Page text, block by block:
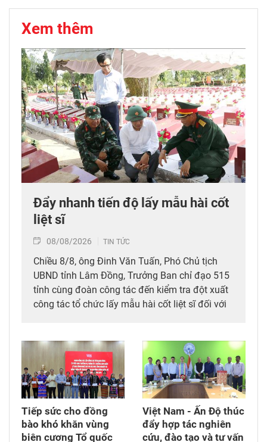
Xem thêm
Đẩy nhanh tiến độ lấy mẫu hài cốt
liệt sĩ
08/08/2026 TIN TỨC
Chiều 8/8, ông Đinh Văn Tuấn, Phó Chủ tịch
UBND tỉnh Lâm Đồng, Trưởng Ban chỉ đạo 515
tỉnh cùng đoàn công tác đến kiểm tra đột xuất
công tác tổ chức lấy mẫu hài cốt liệt sĩ đối với
thời tặng quà cho cán bộ, chiến sĩ tham gia
công tác lấy mẫu tại đây.
Tiếp sức cho đồng
bào khó khăn vùng
biên cương Tổ quốc
Việt Nam - Ấn Độ thúc
đẩy hợp tác nghiên
cứu, đào tạo và tư vấn